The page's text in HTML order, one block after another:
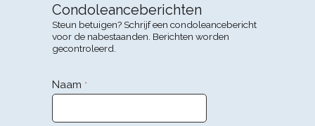
Condoleanceberichten
Steun betuigen? Schrijf een condoleancebericht
voor de nabestaanden. Berichten worden
gecontroleerd.
Naam *